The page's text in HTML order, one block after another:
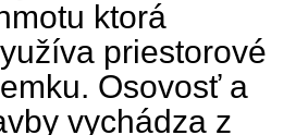
ktorá
priestorové
Osovosť a
vychádza z